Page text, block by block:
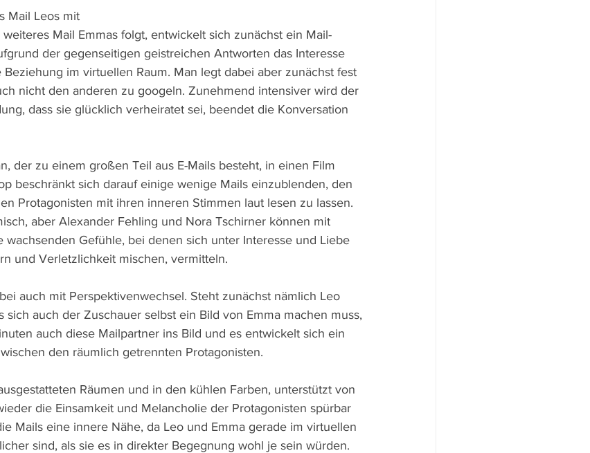
Mail Leos mit
Mail Emmas folgt, entwickelt sich zunächst ein Mail-
der gegenseitigen geistreichen Antworten das Interesse
im virtuellen Raum. Man legt dabei aber zunächst fest
nicht den anderen zu googeln. Zunehmend intensiver wird der
dass sie glücklich verheiratet sei, beendet die Konversation
der zu einem großen Teil aus E-Mails besteht, in einen Film
beschränkt sich darauf einige wenige Mails einzublenden, den
Protagonisten mit ihren inneren Stimmen laut lesen zu lassen.
aber Alexander Fehling und Nora Tschirner können mit
wachsenden Gefühle, bei denen sich unter Interesse und Liebe
und Verletzlichkeit mischen, vermitteln.
auch mit Perspektivenwechsel. Steht zunächst nämlich Leo
sich auch der Zuschauer selbst ein Bild von Emma machen muss,
auch diese Mailpartner ins Bild und es entwickelt sich ein
den räumlich getrennten Protagonisten.
Räumen und in den kühlen Farben, unterstützt von
die Einsamkeit und Melancholie der Protagonisten spürbar
Mails eine innere Nähe, da Leo und Emma gerade im virtuellen
sind, als sie es in direkter Begegnung wohl je sein würden.